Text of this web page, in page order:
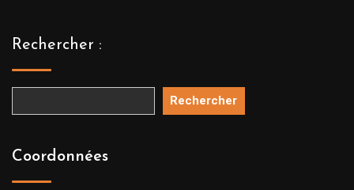
Rechercher :
Rechercher
Coordonnées